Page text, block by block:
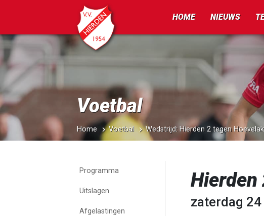
HOME NIEUWS
Voetbal
Home Voetbal Wedstrijd: Hierden 2 tegen
Programma
Uitslagen
Afgelastingen
Hierden
zaterdag